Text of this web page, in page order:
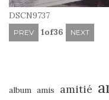
DSCN9737
PREV 1of36 NEXT
album amis amitié